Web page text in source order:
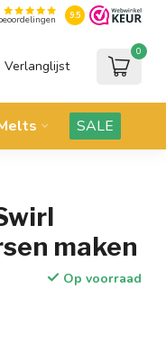
9.5
Verlanglijst
0
SALE
maken
Op voorraad